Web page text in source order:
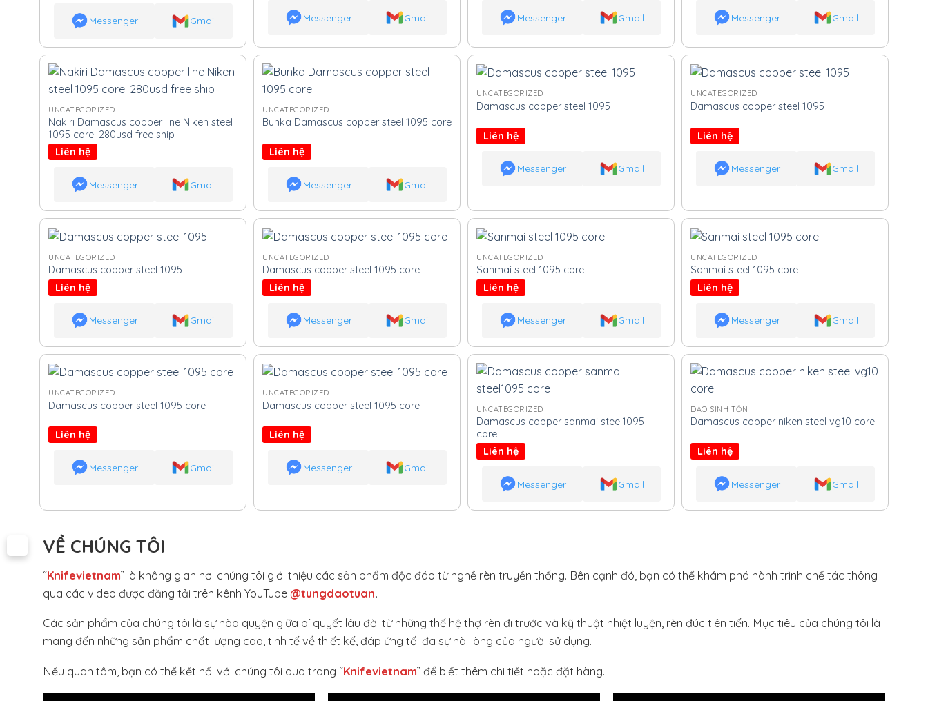
Messenger Gmail Messenger Gmail Messenger Gmail Messenger Gmail
UNCATEGORIZED
Nakiri Damascus copper line Niken steel
1095 core. 280usd free ship
Liên hệ
Messenger Gmail
UNCATEGORIZED
Bunka Damascus copper steel 1095 core
Liên hệ
Messenger Gmail
UNCATEGORIZED
Damascus copper steel 1095
Liên hệ
Messenger Gmail
UNCATEGORIZED
Damascus copper steel 1095
Liên hệ
Messenger Gmail
UNCATEGORIZED
Damascus copper steel 1095
Liên hệ
Messenger Gmail
UNCATEGORIZED
Damascus copper steel 1095 core
Liên hệ
Messenger Gmail
UNCATEGORIZED
Sanmai steel 1095 core
Liên hệ
Messenger Gmail
UNCATEGORIZED
Sanmai steel 1095 core
Liên hệ
Messenger Gmail
UNCATEGORIZED
Damascus copper steel 1095 core
Liên hệ
Messenger Gmail
UNCATEGORIZED
Damascus copper steel 1095 core
Liên hệ
Messenger Gmail
UNCATEGORIZED
Damascus copper sanmai steel1095
core
Liên hệ
Messenger Gmail
DAO SINH TỒN
Damascus copper niken steel vg10 core
Liên hệ
Messenger Gmail
VỀ CHÚNG TÔI
“Knifevietnam” là không gian nơi chúng tôi giới thiệu các sản phẩm độc đáo từ nghề rèn truyền thống. Bên cạnh đó, bạn có thể khám phá hành trình chế tác thông
qua các video được đăng tải trên kênh YouTube @tungdaotuan.
Các sản phẩm của chúng tôi là sự hòa quyện giữa bí quyết lâu đời từ những thế hệ thợ rèn đi trước và kỹ thuật nhiệt luyện, rèn đúc tiên tiến. Mục tiêu của chúng tôi là
mang đến những sản phẩm chất lượng cao, tinh tế về thiết kế, đáp ứng tối đa sự hài lòng của người sử dụng.
Nếu quan tâm, bạn có thể kết nối với chúng tôi qua trang “Knifevietnam” để biết thêm chi tiết hoặc đặt hàng.